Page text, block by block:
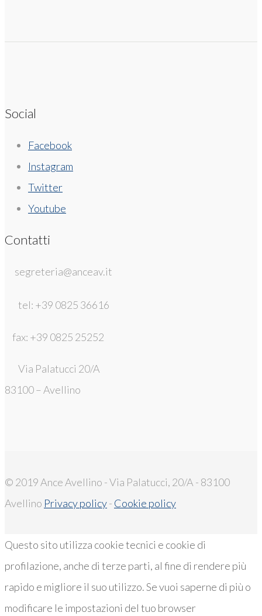
Social
Facebook
Instagram
Twitter
Youtube
Contatti
segreteria@anceav.it
tel: +39 0825 36616
fax: +39 0825 25252
Via Palatucci 20/A
83100 – Avellino
© 2019 Ance Avellino - Via Palatucci, 20/A - 83100
Avellino Privacy policy- Cookie policy
Questo sito utilizza cookie tecnici e cookie di
profilazione, anche di terze parti, al fine di rendere più
rapido e migliore il suo utilizzo. Se vuoi saperne di più o
modificare le impostazioni del tuo browser